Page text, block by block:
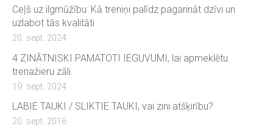
Ceļš uz ilgmūžību: Kā treniņi palīdz pagarināt dzīvi un
uzlabot tās kvalitāti
20. sept. 2024
4 ZINĀTNISKI PAMATOTI IEGUVUMI, lai apmeklētu
trenažieru zāli.
19. sept. 2024
LABIE TAUKI / SLIKTIE TAUKI, vai zini atšķirību?
20. sept. 2016